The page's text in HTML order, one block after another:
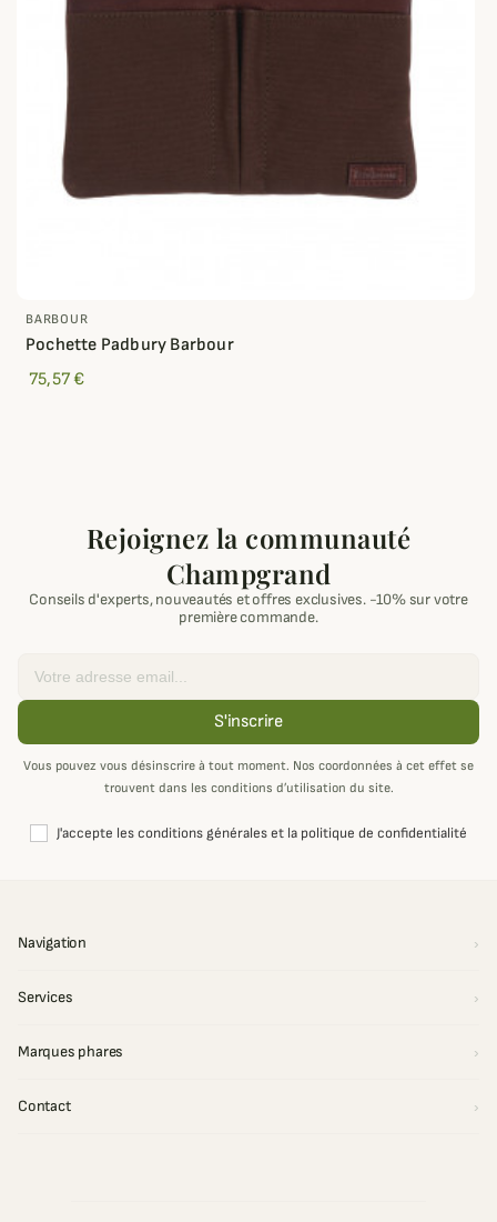
BARBOUR
Pochette Padbury Barbour
75,57 €
Rejoignez la communauté
Champgrand
Conseils d'experts, nouveautés et offres exclusives. -10% sur votre
première commande.
S'inscrire
Vous pouvez vous désinscrire à tout moment. Nos coordonnées à cet effet se
trouvent dans les conditions d’utilisation du site.
J'accepte les conditions générales et la politique de confidentialité
Navigation
Services
Marques phares
Contact